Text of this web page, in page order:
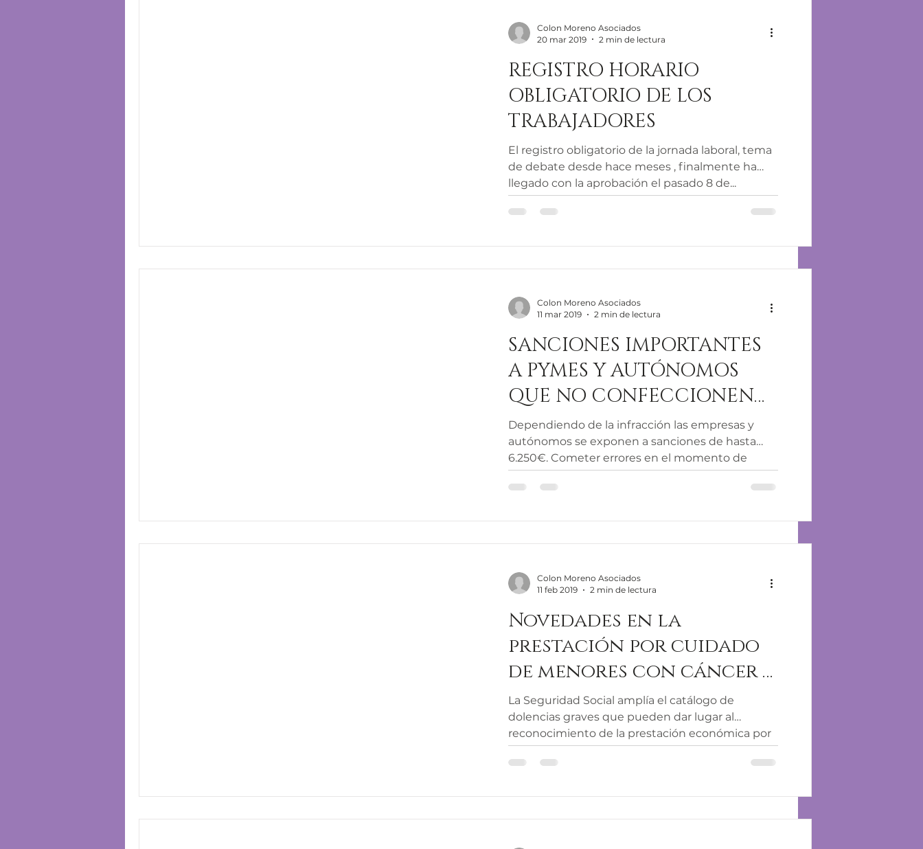
Colon Moreno Asociados
20 mar 2019
2 min de lectura
REGISTRO HORARIO
OBLIGATORIO DE LOS
TRABAJADORES
El registro obligatorio de la jornada laboral, tema
de debate desde hace meses , finalmente ha
llegado con la aprobación el pasado 8 de...
Colon Moreno Asociados
11 mar 2019
2 min de lectura
SANCIONES IMPORTANTES
A PYMES Y AUTÓNOMOS
QUE NO CONFECCIONEN
BIEN LAS NÓMINAS DE SUS
TRABAJADORES
Dependiendo de la infracción las empresas y
autónomos se exponen a sanciones de hasta
6.250€. Cometer errores en el momento de
calcular...
Colon Moreno Asociados
11 feb 2019
2 min de lectura
Novedades en la
prestación por cuidado
de menores con cáncer u
otra enfermedad grave
La Seguridad Social amplía el catálogo de
dolencias graves que pueden dar lugar al
reconocimiento de la prestación económica por
cuidado...